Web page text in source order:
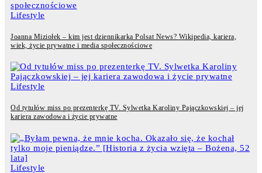
Lifestyle
Joanna Miziołek – kim jest dziennikarka Polsat News? Wikipedia, kariera,
wiek, życie prywatne i media społecznościowe
Lifestyle
Od tytułów miss po prezenterkę TV. Sylwetka Karoliny Pajączkowskiej – jej
kariera zawodowa i życie prywatne
Lifestyle